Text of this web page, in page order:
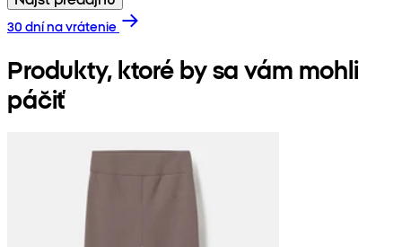
30 dní na vrátenie
Produkty, ktoré by sa vám mohli
páčiť